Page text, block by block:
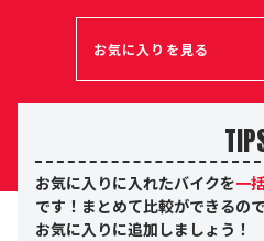
お気に入りを見る
お気に入りに入れたバイクを一
です！まとめて比較ができるの
お気に入りに追加しましょう！